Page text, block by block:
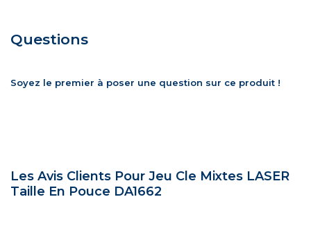
Questions
Soyez le premier à poser une question sur ce produit !
Les Avis Clients Pour Jeu Cle Mixtes LASER
Taille En Pouce DA1662